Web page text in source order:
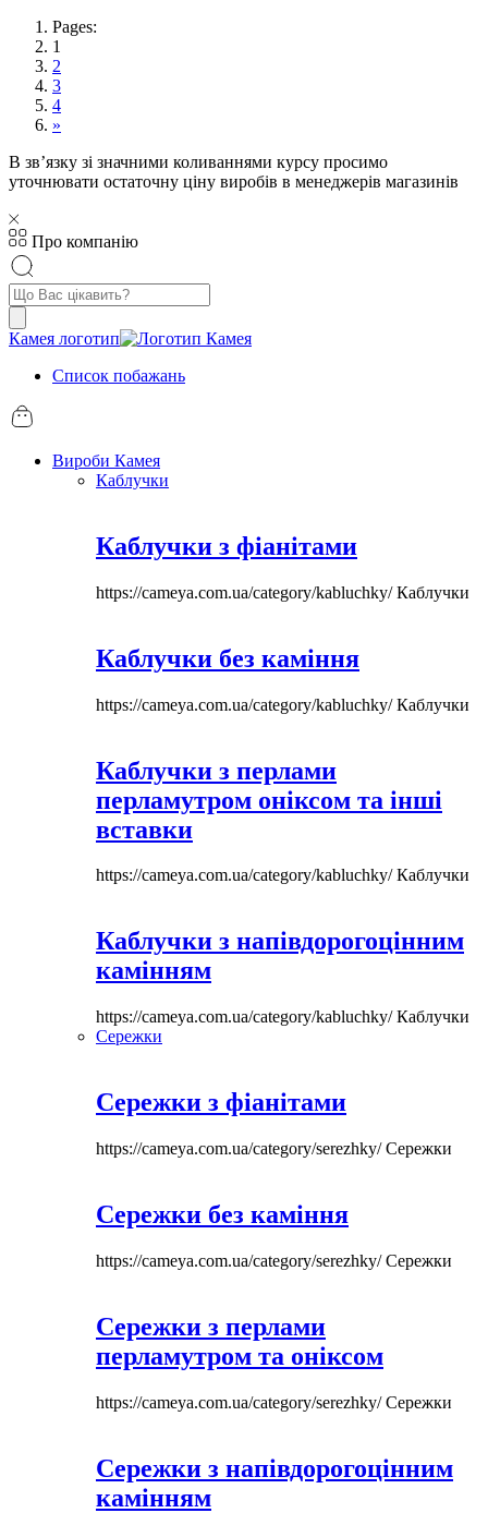
Pages:
1
2
3
4
»
В звʼязку зі значними коливаннями курсу просимо
уточнювати остаточну ціну виробів в менеджерів магазинів
Про компанію
Пошук
товарів
Камея логотип
Список побажань
Вироби Камея
Каблучки
Каблучки з фіанітами
https://cameya.com.ua/category/kabluchky/Каблучки
Каблучки без каміння
https://cameya.com.ua/category/kabluchky/Каблучки
Каблучки з перлами
перламутром оніксом та інші
вставки
https://cameya.com.ua/category/kabluchky/Каблучки
Каблучки з напівдорогоцінним
камінням
https://cameya.com.ua/category/kabluchky/Каблучки
Сережки
Сережки з фіанітами
https://cameya.com.ua/category/serezhky/Сережки
Сережки без каміння
https://cameya.com.ua/category/serezhky/Сережки
Сережки з перлами
перламутром та оніксом
https://cameya.com.ua/category/serezhky/Сережки
Сережки з напівдорогоцінним
камінням